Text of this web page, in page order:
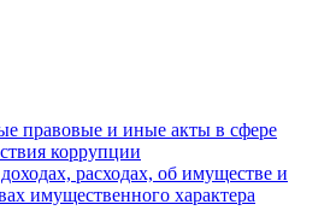
правовые и иные акты в сфере
коррупции
расходах, об имуществе и
имущественного характера